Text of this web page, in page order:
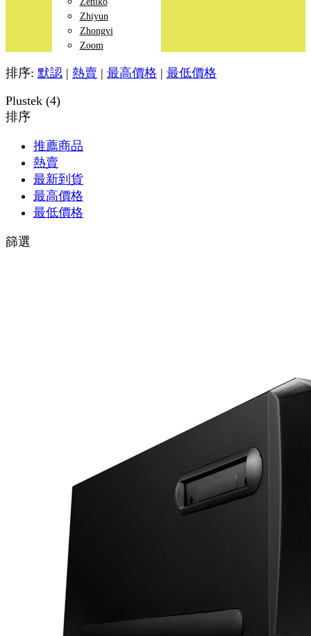
Zhiyun
Zhongyi
Zoom
排序: 默認 | 熱賣 | 最高價格 | 最低價格
Plustek (4)
排序
推薦商品
熱賣
最新到貨
最高價格
最低價格
篩選